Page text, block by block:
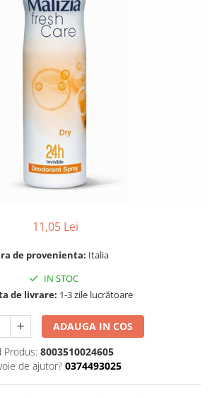
rugina si
tenului
par
11,05 Lei
de provenienta: Italia
IN STOC
de livrare: 1-3 zile lucrătoare
ADAUGA IN COS
Produs: 8003510024605
de ajutor? 0374493025